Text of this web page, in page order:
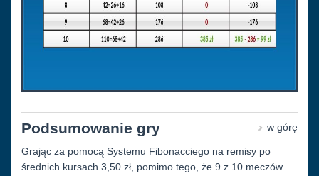
w górę
Podsumowanie gry
Grając za pomocą Systemu Fibonacciego na remisy po
średnich kursach 3,50 zł, pomimo tego, że 9 z 10 meczów